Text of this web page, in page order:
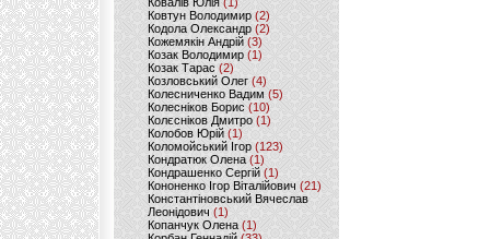
Ковтун Володимир (2)
Кодола Олександр (2)
Кожемякін Андрій (3)
Козак Володимир (1)
Козак Тарас (2)
Козловський Олег(4)
Колесниченко Вадим (5)
Колесніков Борис (10)
Колєсніков Дмитро (1)
Колобов Юрій (1)
Коломойський Ігор (123)
Кондратюк Олена(1)
Кондрашенко Сергій (1)
Кононенко Ігор Віталійович (21)
Константіновський Вячеслав
Леонідович (1)
Копанчук Олена (1)